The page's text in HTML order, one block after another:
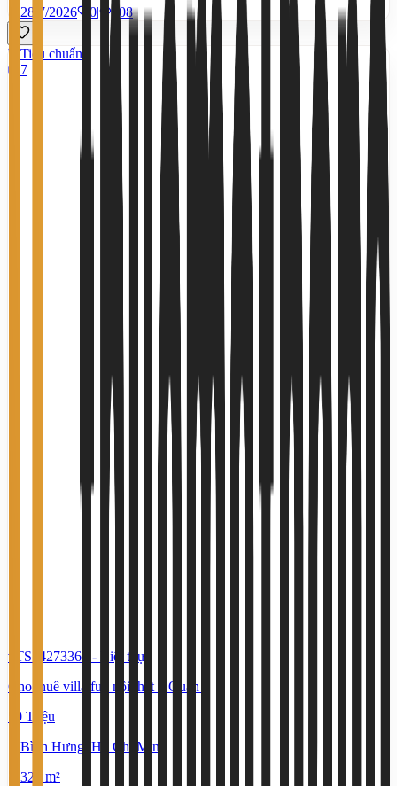
28/7/2026
0| 708
Tiêu chuẩn
7
#TS74273362 -
Biệt thự
Cho thuê villa full nội thất ở Quận 8
50 Triệu
Bình Hưng, Hồ Chí Minh
328 m²